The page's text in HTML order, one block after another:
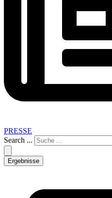
PRESSE
Search ...
Ergebnisse